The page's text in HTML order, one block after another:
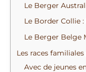
Le Berger
Le Border Collie
Le Berger Belge
Les races
Avec de jeunes